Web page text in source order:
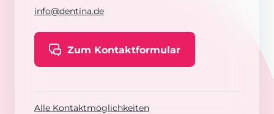
info@dentina.de
Zum Kontaktformular
Alle Kontaktmöglichkeiten